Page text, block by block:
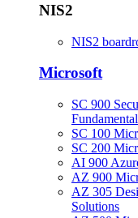
NIS2
NIS2
Microsoft
SC 900
SC 100
SC 200
AI 900
AZ 900
AZ 305
Solutions